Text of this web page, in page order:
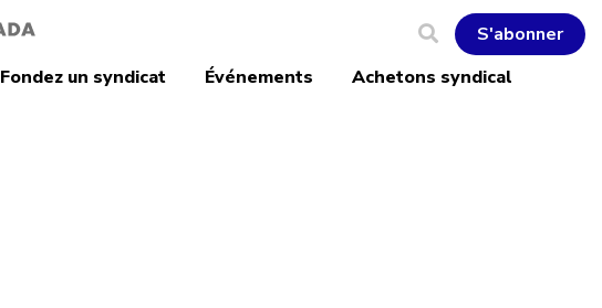
S'abonner
Fondez un syndicat Événements Achetons syndical